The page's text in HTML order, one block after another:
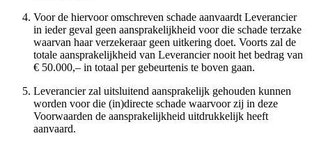
Voor de hiervoor omschreven schade aanvaardt Leverancier
in ieder geval geen aansprakelijkheid voor die schade terzake
waarvan haar verzekeraar geen uitkering doet. Voorts zal de
totale aansprakelijkheid van Leverancier nooit het bedrag van
€ 50.000,– in totaal per gebeurtenis te boven gaan.
Leverancier zal uitsluitend aansprakelijk gehouden kunnen
worden voor die (in)directe schade waarvoor zij in deze
Voorwaarden de aansprakelijkheid uitdrukkelijk heeft
aanvaard.